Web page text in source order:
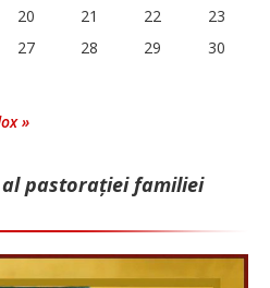
20 21 22
23
27 28 29
30
»
al pastorației familiei